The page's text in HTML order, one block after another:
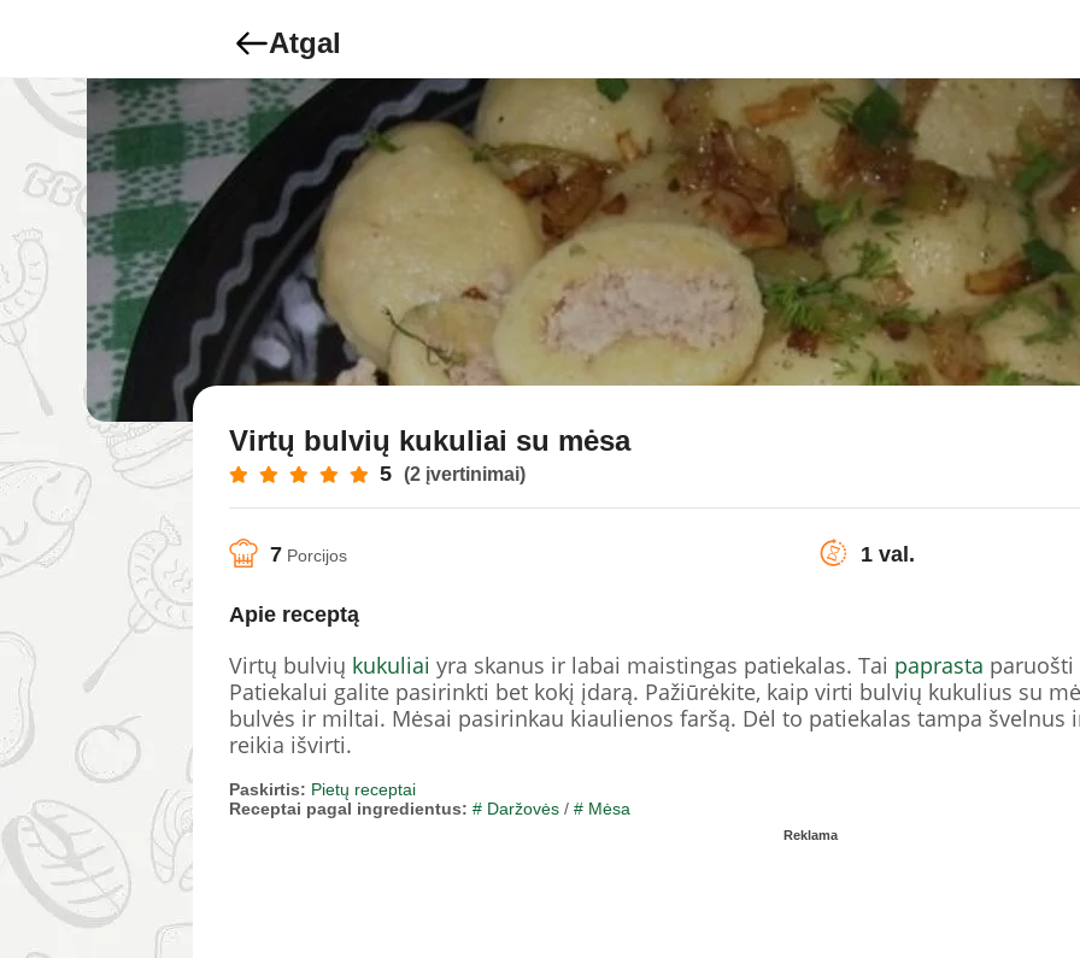
Atgal
Virtų bulvių kukuliai su mėsa
5 (2 įvertinimai)
7 Porcijos 1 val.
Apie receptą
Virtų bulvių kukuliai yra skanus ir labai maistingas patiekalas. Tai paprasta paruošti
Patiekalui galite pasirinkti bet kokį įdarą. Pažiūrėkite, kaip virti bulvių kukulius su
bulvės ir miltai. Mėsai pasirinkau kiaulienos faršą. Dėl to patiekalas tampa švelnus
reikia išvirti.
Paskirtis: Pietų receptai
Receptai pagal ingredientus: # Daržovės / # Mėsa
Reklama